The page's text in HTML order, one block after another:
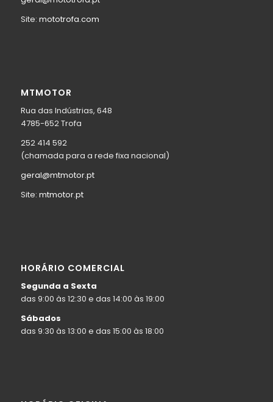
Site: mototrofa.com
MTMOTOR
Rua das Indústrias, 648
4785-652 Trofa
252 414 592
(chamada para a rede fixa nacional)
geral@mtmotor.pt
Site: mtmotor.pt
HORÁRIO COMERCIAL
Segunda a Sexta
das 9:00 às 12:30 e das 14:00 às 19:00
Sábados
das 9:30 às 13:00 e das 15:00 às 18:00